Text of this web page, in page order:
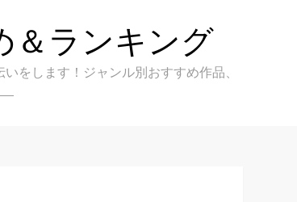
＆ランキング
をします！ジャンル別おすすめ作品、